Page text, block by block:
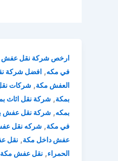
ارخص شركة نقل عفش
في مكه, افضل شركة
العفش مكة, شركات
بمكة, شركة نقل اثاث
بمكه, شركة نقل عفش
في مكة, شركه نقل
عفش داخل مكة, نقل
الحمراء, نقل عفش مكة